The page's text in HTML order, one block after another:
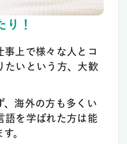
り！
事上で様々な人とコ
たいという方、大歓
、海外の方も多くい
語を学ばれた方は能
。